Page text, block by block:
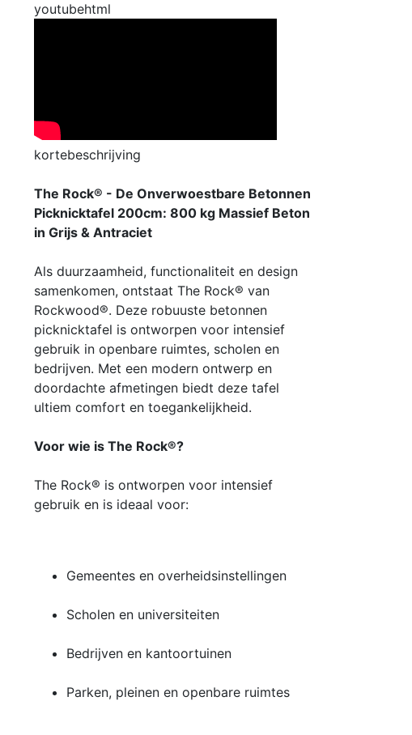
youtubehtml
kortebeschrijving
The Rock® - De Onverwoestbare Betonnen
Picknicktafel 200cm: 800 kg Massief Beton
in Grijs & Antraciet
Als duurzaamheid, functionaliteit en design
samenkomen, ontstaat The Rock® van
Rockwood®. Deze robuuste betonnen
picknicktafel is ontworpen voor intensief
gebruik in openbare ruimtes, scholen en
bedrijven. Met een modern ontwerp en
doordachte afmetingen biedt deze tafel
ultiem comfort en toegankelijkheid.
Voor wie is The Rock®?
The Rock® is ontworpen voor intensief
gebruik en is ideaal voor:
Gemeentes en overheidsinstellingen
Scholen en universiteiten
Bedrijven en kantoortuinen
Parken, pleinen en openbare ruimtes